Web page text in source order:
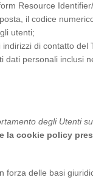
Resource
il codice
utenti;
di contatto
personali inclusi
degli Utenti
la cookie policy
forza delle basi